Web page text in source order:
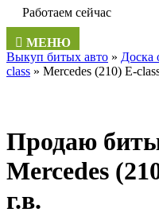
Работаем сейчас
МЕНЮ
Выкуп битых авто » Доска
class » Mercedes (210) E-
Продаю
Mercedes
г.в.